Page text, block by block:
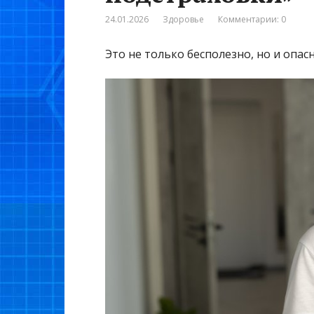
24.01.2026 Здоровье Комментарии: 0
Это не только бесполезно, но и